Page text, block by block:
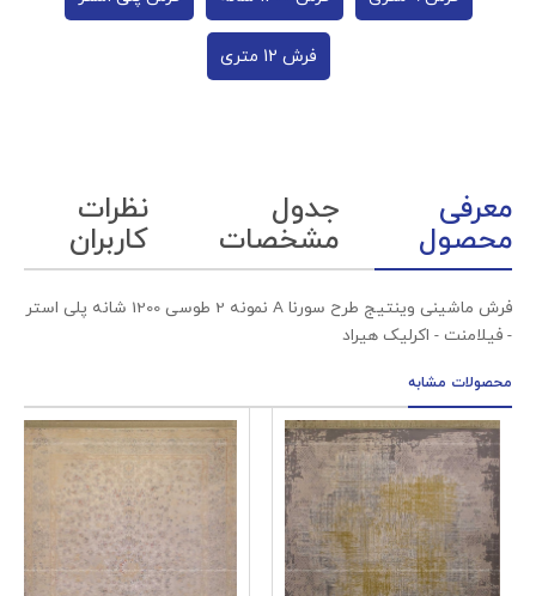
فرش 12 متری
معرفی
محصول
جدول
مشخصات
نظرات
کاربران
فرش ماشینی وینتیج طرح سورنا A نمونه 2 طوسی 1200 شانه پلی استر
- فیلامنت - اکرلیک هیراد
محصولات مشابه